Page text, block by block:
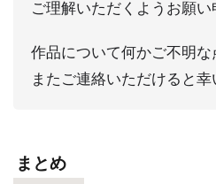
ご理解いただくようお願い
作品について何かご不明な
またご連絡いただけると幸
まとめ